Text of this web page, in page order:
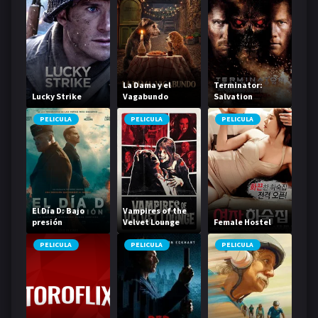
Lucky Strike
La Dama y el
Vagabundo
Terminator:
Salvation
PELICULA
El Día D: Bajo
presión
PELICULA
Vampires of the
Velvet Lounge
PELICULA
Female Hostel
PELICULA PELICULA PELICULA